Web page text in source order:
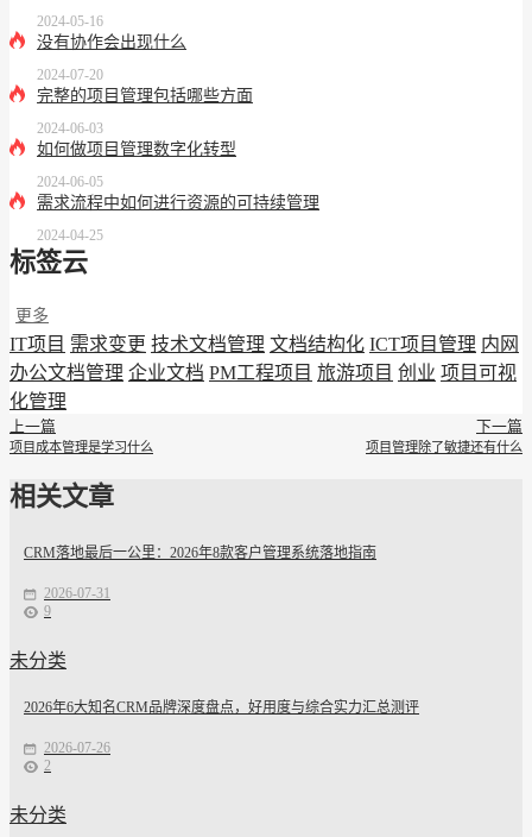
2024-05-16
没有协作会出现什么
2024-07-20
完整的项目管理包括哪些方面
2024-06-03
如何做项目管理数字化转型
2024-06-05
需求流程中如何进行资源的可持续管理
2024-04-25
标签云
更多
IT项目 需求变更 技术文档管理 文档结构化 ICT项目管理 内网
办公文档管理 企业文档 PM工程项目 旅游项目 创业 项目可视
化管理
上一篇
项目成本管理是学习什么
下一篇
项目管理除了敏捷还有什么
相关文章
CRM落地最后一公里：2026年8款客户管理系统落地指南
2026-07-31
9
未分类
2026年6大知名CRM品牌深度盘点，好用度与综合实力汇总测评
2026-07-26
2
未分类